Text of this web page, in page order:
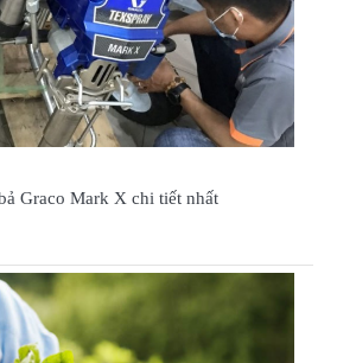
Graco Mark X chi tiết nhất